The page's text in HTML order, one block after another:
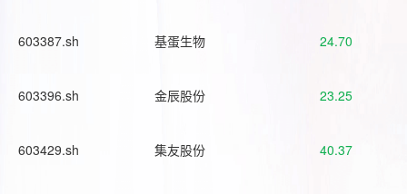
603387.sh 基蛋生物 24.70
603396.sh 金辰股份 23.25
603429.sh 集友股份 40.37